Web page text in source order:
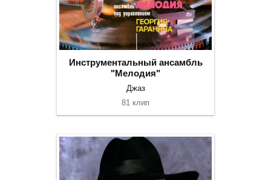
Инструментальный ансамбль
"Мелодия"
Джаз
81 клип